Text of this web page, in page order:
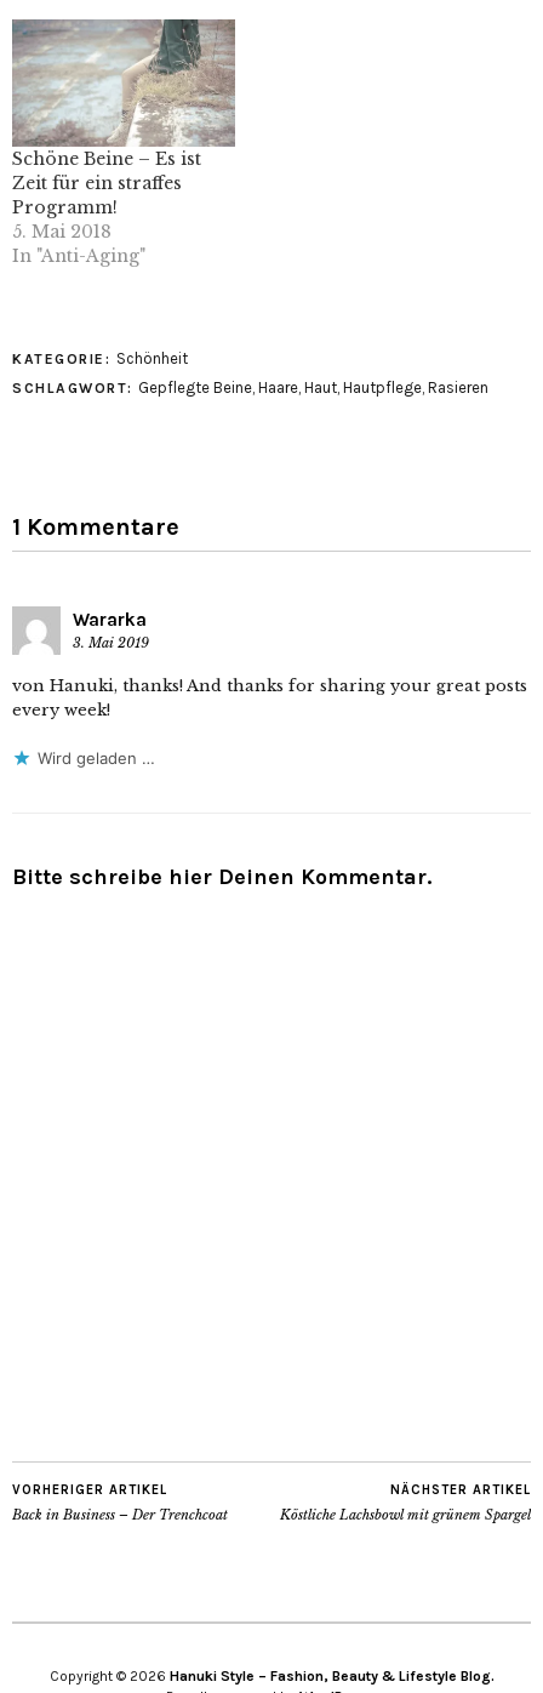
Schöne Beine – Es ist
Zeit für ein straffes
Programm!
5. Mai 2018
In "Anti-Aging"
KATEGORIE: Schönheit
SCHLAGWORT: Gepflegte Beine Haare Haut Hautpflege Rasieren
1 Kommentare
Wararka
3. Mai 2019
von Hanuki, thanks! And thanks for sharing your great posts
every week!
Wird geladen …
Bitte schreibe hier Deinen Kommentar.
VORHERIGER ARTIKEL
Back in Business – Der Trenchcoat
NÄCHSTER ARTIKEL
Köstliche Lachsbowl mit grünem Spargel
Copyright © 2026 Hanuki Style – Fashion, Beauty & Lifestyle Blog.